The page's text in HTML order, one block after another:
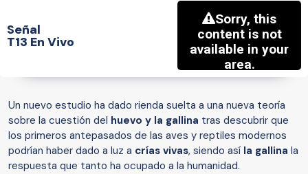
Señal
T13 En Vivo
Un nuevo estudio ha dado rienda suelta a una nueva teoría
sobre la cuestión del huevo y la gallina tras descubrir que
los primeros antepasados de las aves y reptiles modernos
podrían haber dado a luz a crías vivas, siendo así la gallina la
respuesta que tanto ha ocupado a la humanidad.